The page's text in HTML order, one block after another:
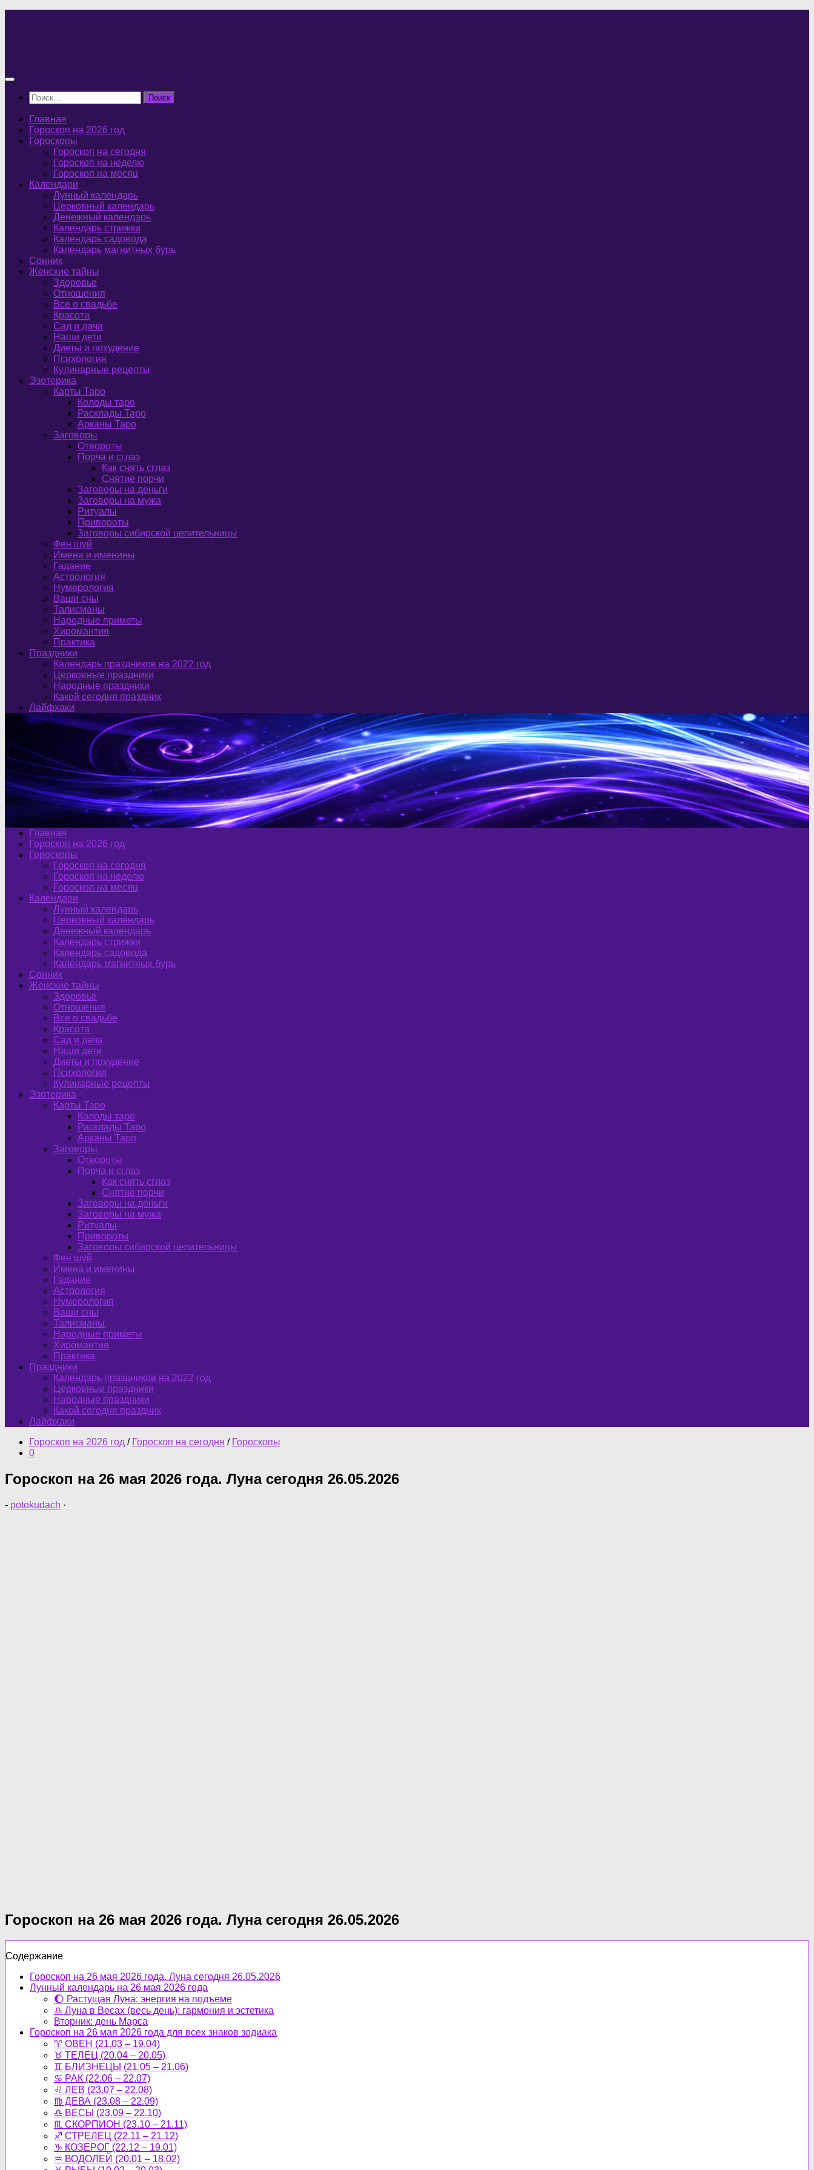
Найти:
Главная
Гороскоп на 2026 год
Гороскопы
Гороскоп на сегодня
Гороскоп на неделю
Гороскоп на месяц
Календари
Лунный календарь
Церковный календарь
Денежный календарь
Календарь стрижки
Календарь садовода
Календарь магнитных бурь
Сонник
Женские тайны
Здоровье
Отношения
Все о свадьбе
Красота
Сад и дача
Наши дети
Диеты и похудение
Психология
Кулинарные рецепты
Эзотерика
Карты Таро
Колоды таро
Расклады Таро
Арканы Таро
Заговоры
Отвороты
Порча и сглаз
Как снять сглаз
Снятие порчи
Заговоры на деньги
Заговоры на мужа
Ритуалы
Привороты
Заговоры сибирской целительницы
Фен шуй
Имена и именины
Гадание
Астрология
Нумерология
Ваши сны
Талисманы
Народные приметы
Хиромантия
Практика
Праздники
Календарь праздников на 2022 год
Церковные праздники
Народные праздники
Какой сегодня праздник
Лайфхаки
Главная
Гороскоп на 2026 год
Гороскопы
Гороскоп на сегодня
Гороскоп на неделю
Гороскоп на месяц
Календари
Лунный календарь
Церковный календарь
Денежный календарь
Календарь стрижки
Календарь садовода
Календарь магнитных бурь
Сонник
Женские тайны
Здоровье
Отношения
Все о свадьбе
Красота
Сад и дача
Наши дети
Диеты и похудение
Психология
Кулинарные рецепты
Эзотерика
Карты Таро
Колоды таро
Расклады Таро
Арканы Таро
Заговоры
Отвороты
Порча и сглаз
Как снять сглаз
Снятие порчи
Заговоры на деньги
Заговоры на мужа
Ритуалы
Привороты
Заговоры сибирской целительницы
Фен шуй
Имена и именины
Гадание
Астрология
Нумерология
Ваши сны
Талисманы
Народные приметы
Хиромантия
Практика
Праздники
Календарь праздников на 2022 год
Церковные праздники
Народные праздники
Какой сегодня праздник
Лайфхаки
Гороскоп на 2026 год / Гороскоп на сегодня / Гороскопы
0
Гороскоп на 26 мая 2026 года. Луна сегодня 26.05.2026
- potokudach ·
Гороскоп на 26 мая 2026 года. Луна сегодня 26.05.2026
Содержание
Гороскоп на 26 мая 2026 года. Луна сегодня 26.05.2026
Лунный календарь на 26 мая 2026 года
🌔 Растущая Луна: энергия на подъеме
♎ Луна в Весах (весь день): гармония и эстетика
Вторник: день Марса
Гороскоп на 26 мая 2026 года для всех знаков зодиака
♈ ОВЕН (21.03 – 19.04)
♉ ТЕЛЕЦ (20.04 – 20.05)
♊ БЛИЗНЕЦЫ (21.05 – 21.06)
♋ РАК (22.06 – 22.07)
♌ ЛЕВ (23.07 – 22.08)
♍ ДЕВА (23.08 – 22.09)
♎ ВЕСЫ (23.09 – 22.10)
♏ СКОРПИОН (23.10 – 21.11)
♐ СТРЕЛЕЦ (22.11 – 21.12)
♑ КОЗЕРОГ (22.12 – 19.01)
♒ ВОДОЛЕЙ (20.01 – 18.02)